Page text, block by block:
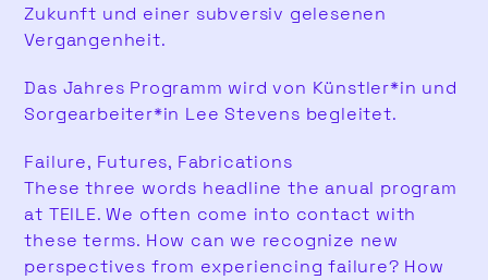
Zukunft und einer subversiv gelesenen
Vergangenheit.
Das Jahres Programm wird von Künstler*in und
Sorgearbeiter*in Lee Stevens begleitet.
Failure, Futures, Fabrications
These three words headline the anual program
at TEILE. We often come into contact with
these terms. How can we recognize new
perspectives from experiencing failure? How